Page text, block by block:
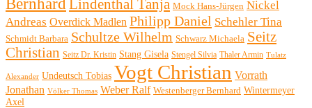
Bernhard Lindenthal Tanja Mock Hans-Jürgen Nickel
Andreas Overdick Madlen Philipp Daniel Schehler Tina
Schmidt Barbara Schultze Wilhelm Schwarz Michaela Seitz
Christian Seitz Dr. Kristin Stang Gisela Stengel Silvia Thaler Armin Tulatz
Alexander Undeutsch Tobias Vogt Christian Vorrath
Jonathan Völker Thomas Weber Ralf Westenberger Bernhard Wintermeyer
Axel